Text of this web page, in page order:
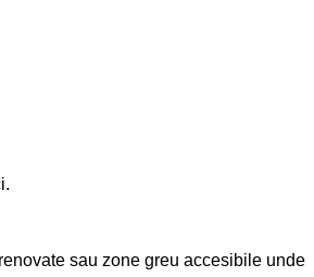
sau zone greu accesibile unde